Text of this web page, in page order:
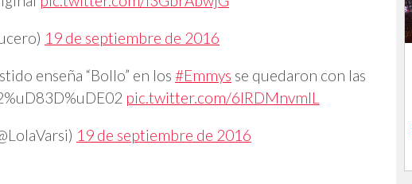
19 de septiembre de 2016
enseña “Bollo” en los #Emmys se quedaron con las
pic.twitter.com/6IRDMnvmIL
19 de septiembre de 2016